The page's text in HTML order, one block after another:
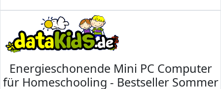
Energieschonende Mini PC Computer
für Homeschooling - Bestseller Sommer